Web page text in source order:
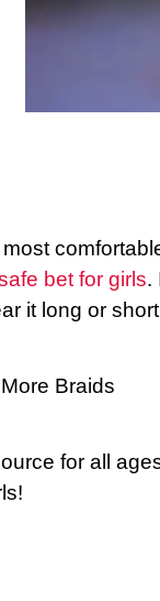
most
bet for girls.
it long or
Braids
for all